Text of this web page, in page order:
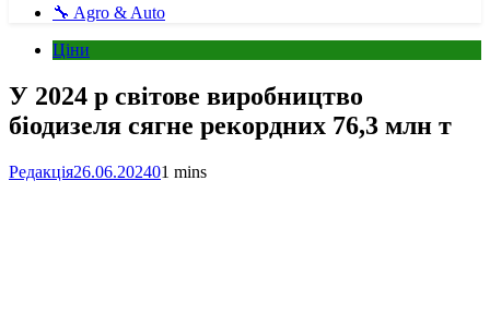
🔧 Agro & Auto
Ціни
У 2024 р світове виробництво
біодизеля сягне рекордних 76,3 млн т
Редакція26.06.202401 mins